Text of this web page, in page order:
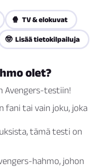
🍿 TV & elokuvat
🤓 Lisää tietokilpailuja
olet?
Avengers-testiin!
fani tai vain joku, joka
tämä testi on
hahmo, johon